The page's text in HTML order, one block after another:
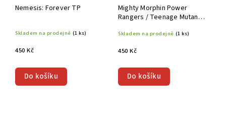
Nemesis: Forever TP
Skladem na prodejně (1 ks)
450 Kč
Do košíku
Mighty Morphin Power
Rangers / Teenage Mutant
Skladem na prodejně (1 ks)
450 Kč
Do košíku